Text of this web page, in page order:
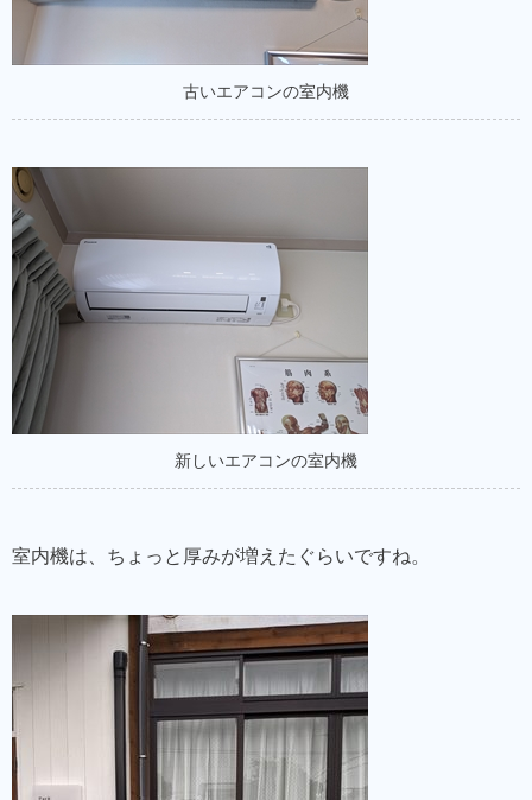
古いエアコンの室内機
新しいエアコンの室内機
室内機は、ちょっと厚みが増えたぐらいですね。